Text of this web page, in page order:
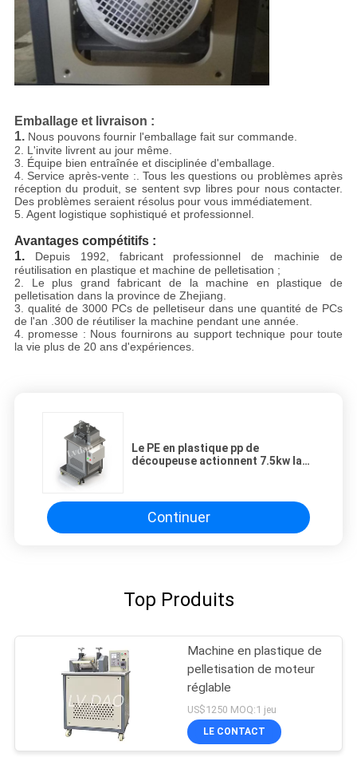
Emballage et livraison :
1. Nous pouvons fournir l'emballage fait sur commande.
2. L'invite livrent au jour même.
3. Équipe bien entraînée et disciplinée d'emballage.
4. Service après-vente :. Tous les questions ou problèmes après
réception du produit, se sentent svp libres pour nous contacter.
Des problèmes seraient résolus pour vous immédiatement.
5. Agent logistique sophistiqué et professionnel.
Avantages compétitifs :
1.
Depuis 1992, fabricant professionnel de machinie de
réutilisation en plastique et machine de pelletisation ;
2. Le plus grand fabricant de la machine en plastique de
pelletisation dans la province de Zhejiang.
3. qualité de 3000 PCs de pelletiseur dans une quantité de PCs
de l'an .300 de réutiliser la machine pendant une année.
4. promesse : Nous fournirons au support technique pour toute
la vie plus de 20 ans d'expériences.
Le PE en plastique pp de
découpeuse actionnent 7.5kw la
Continuer
Top Produits
Machine en plastique de
pelletisation de moteur
réglable
US$1250 MOQ:1 jeu
LE CONTACT